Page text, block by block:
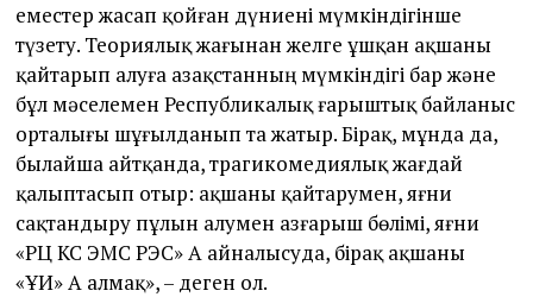
еместер жасап қойған дүниені мүмкіндігінше
түзету. Теориялық жағынан желге ұшқан ақшаны
қайтарып алуға Қазақстанның мүмкіндігі бар және
бұл мәселемен Республикалық ғарыштық байланыс
орталығы шұғылданып та жатыр. Бірақ, мұнда да,
былайша айтқанда, трагикомедиялық жағдай
қалыптасып отыр: ақшаны қайтарумен, яғни
сақтандыру пұлын алумен Қазғарыш бөлімі, яғни
«РЦ КС ЭМС РЭС» АҚ айналысуда, бірақ ақшаны
«ҰИҚ» АҚ алмақ», – деген ол.